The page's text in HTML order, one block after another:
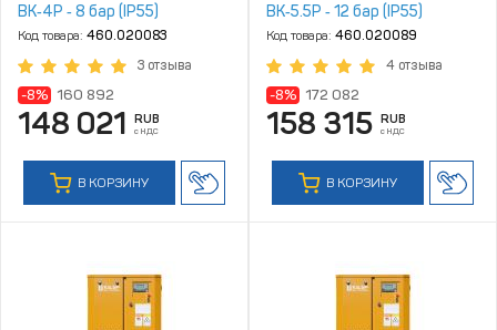
ВК‑4Р ‑ 8 бар (IP55)
Код товара: 460.020083
3 отзыва
-8% 160 892
148 021 RUB
с НДС
В КОРЗИНУ
ВК‑5.5Р ‑ 12 бар (IP55)
Код товара: 460.020089
4 отзыва
-8% 172 082
158 315 RUB
с НДС
В КОРЗИНУ